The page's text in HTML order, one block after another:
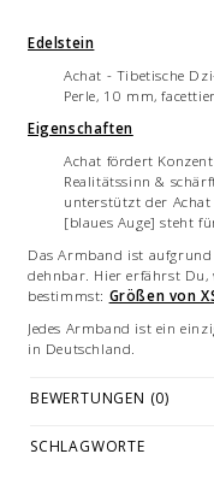
Edelstein
Achat - Tibetische
Perle, 10 mm,
Eigenschaften
Achat fördert
Realitätssinn &
unterstützt der Achat
[blaues Auge] steht
Das Armband ist
dehnbar. Hier erfährst Du,
bestimmst: Größen von
Jedes Armband ist ein
in Deutschland.
Edelsteine sind
Größe, Farbe und
Bilddarstellungen:
BEWERTUNGEN (0)
SCHLAGWORTE